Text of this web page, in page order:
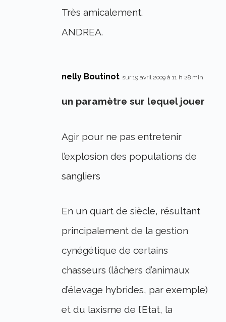
Très amicalement.
ANDREA.
nelly Boutinot sur 19 avril 2009 à 11 h 28 min
un paramètre sur lequel jouer
Agir pour ne pas entretenir
l’explosion des populations de
sangliers
En un quart de siècle, résultant
principalement de la gestion
cynégétique de certains
chasseurs (lâchers d’animaux
d’élevage hybrides, par exemple)
et du laxisme de l’Etat, la